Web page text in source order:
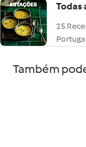
Todas
25
Também